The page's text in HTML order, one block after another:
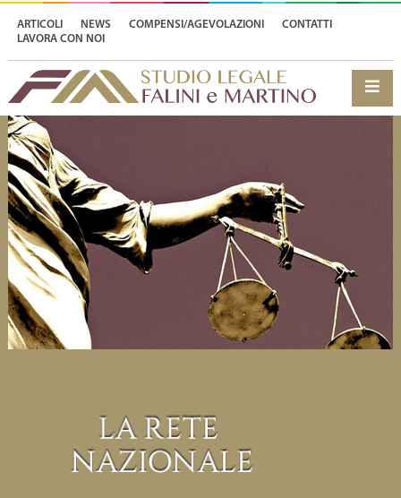
ARTICOLI NEWS COMPENSI/AGEVOLAZIONI
CONTATTI
LAVORA CON NOI